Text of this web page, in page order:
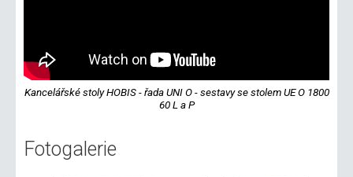
Kancelářské stoly HOBIS - řada UNI O - sestavy se stolem UE O 1800
60 L a P
Fotogalerie